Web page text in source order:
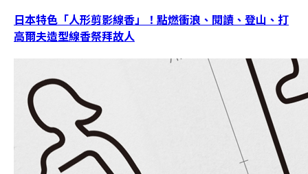
日本特色「人形剪影線香」！點燃衝浪、閱讀、登山、打
高爾夫造型線香祭拜故人